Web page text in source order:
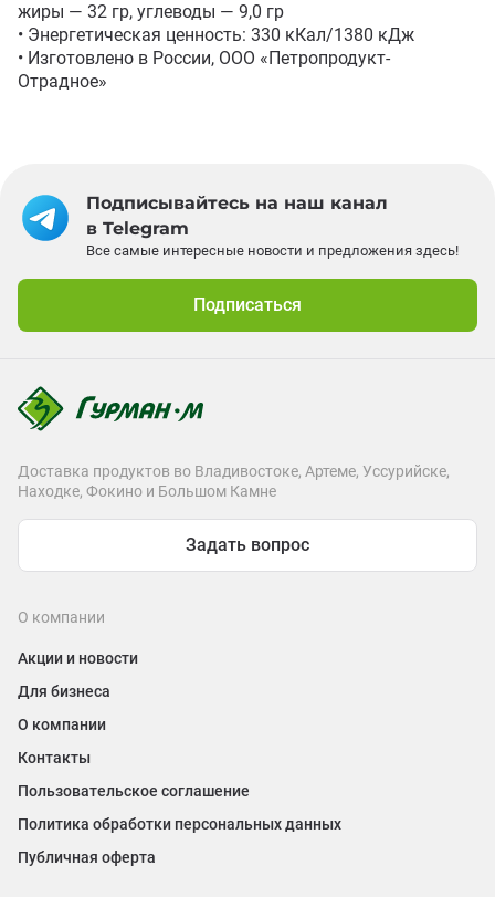
жиры — 32 гр, углеводы — 9,0 гр
• Энергетическая ценность: 330 кКал/1380 кДж
• Изготовлено в России, ООО «Петропродукт-
Отрадное»
Подписывайтесь на наш канал
в Telegram
Все самые интересные новости и предложения здесь!
Подписаться
О компании
Акции и новости
Для бизнеса
О компании
Контакты
Пользовательское соглашение
Политика обработки персональных данных
Публичная оферта
Доставка продуктов во Владивостоке, Артеме, Уссурийске,
Находке, Фокино и Большом Камне
Задать вопрос